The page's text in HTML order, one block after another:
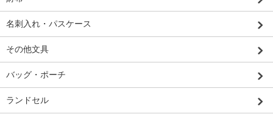
名刺入れ・パスケース
その他文具
バッグ・ポーチ
ランドセル